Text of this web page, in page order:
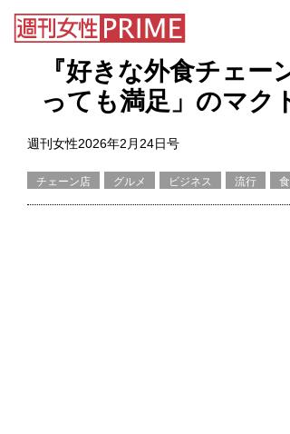
『好きな外食チェ
っても満足」のマク
週刊女性2026年2月24日号
チェーン店 グルメ ビジネス 流行 食